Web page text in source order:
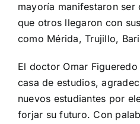
mayoría manifestaron
que otros llegaron con
como Mérida, Trujillo,
El doctor Omar
casa de estudios,
nuevos estudiantes por
forjar su futuro. Con